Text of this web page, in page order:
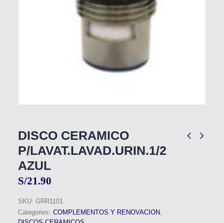
DISCO CERAMICO
P/LAVAT.LAVAD.URIN.1/2
AZUL
S/21.90
SKU: GRR1101
Categories: COMPLEMENTOS Y RENOVACION,